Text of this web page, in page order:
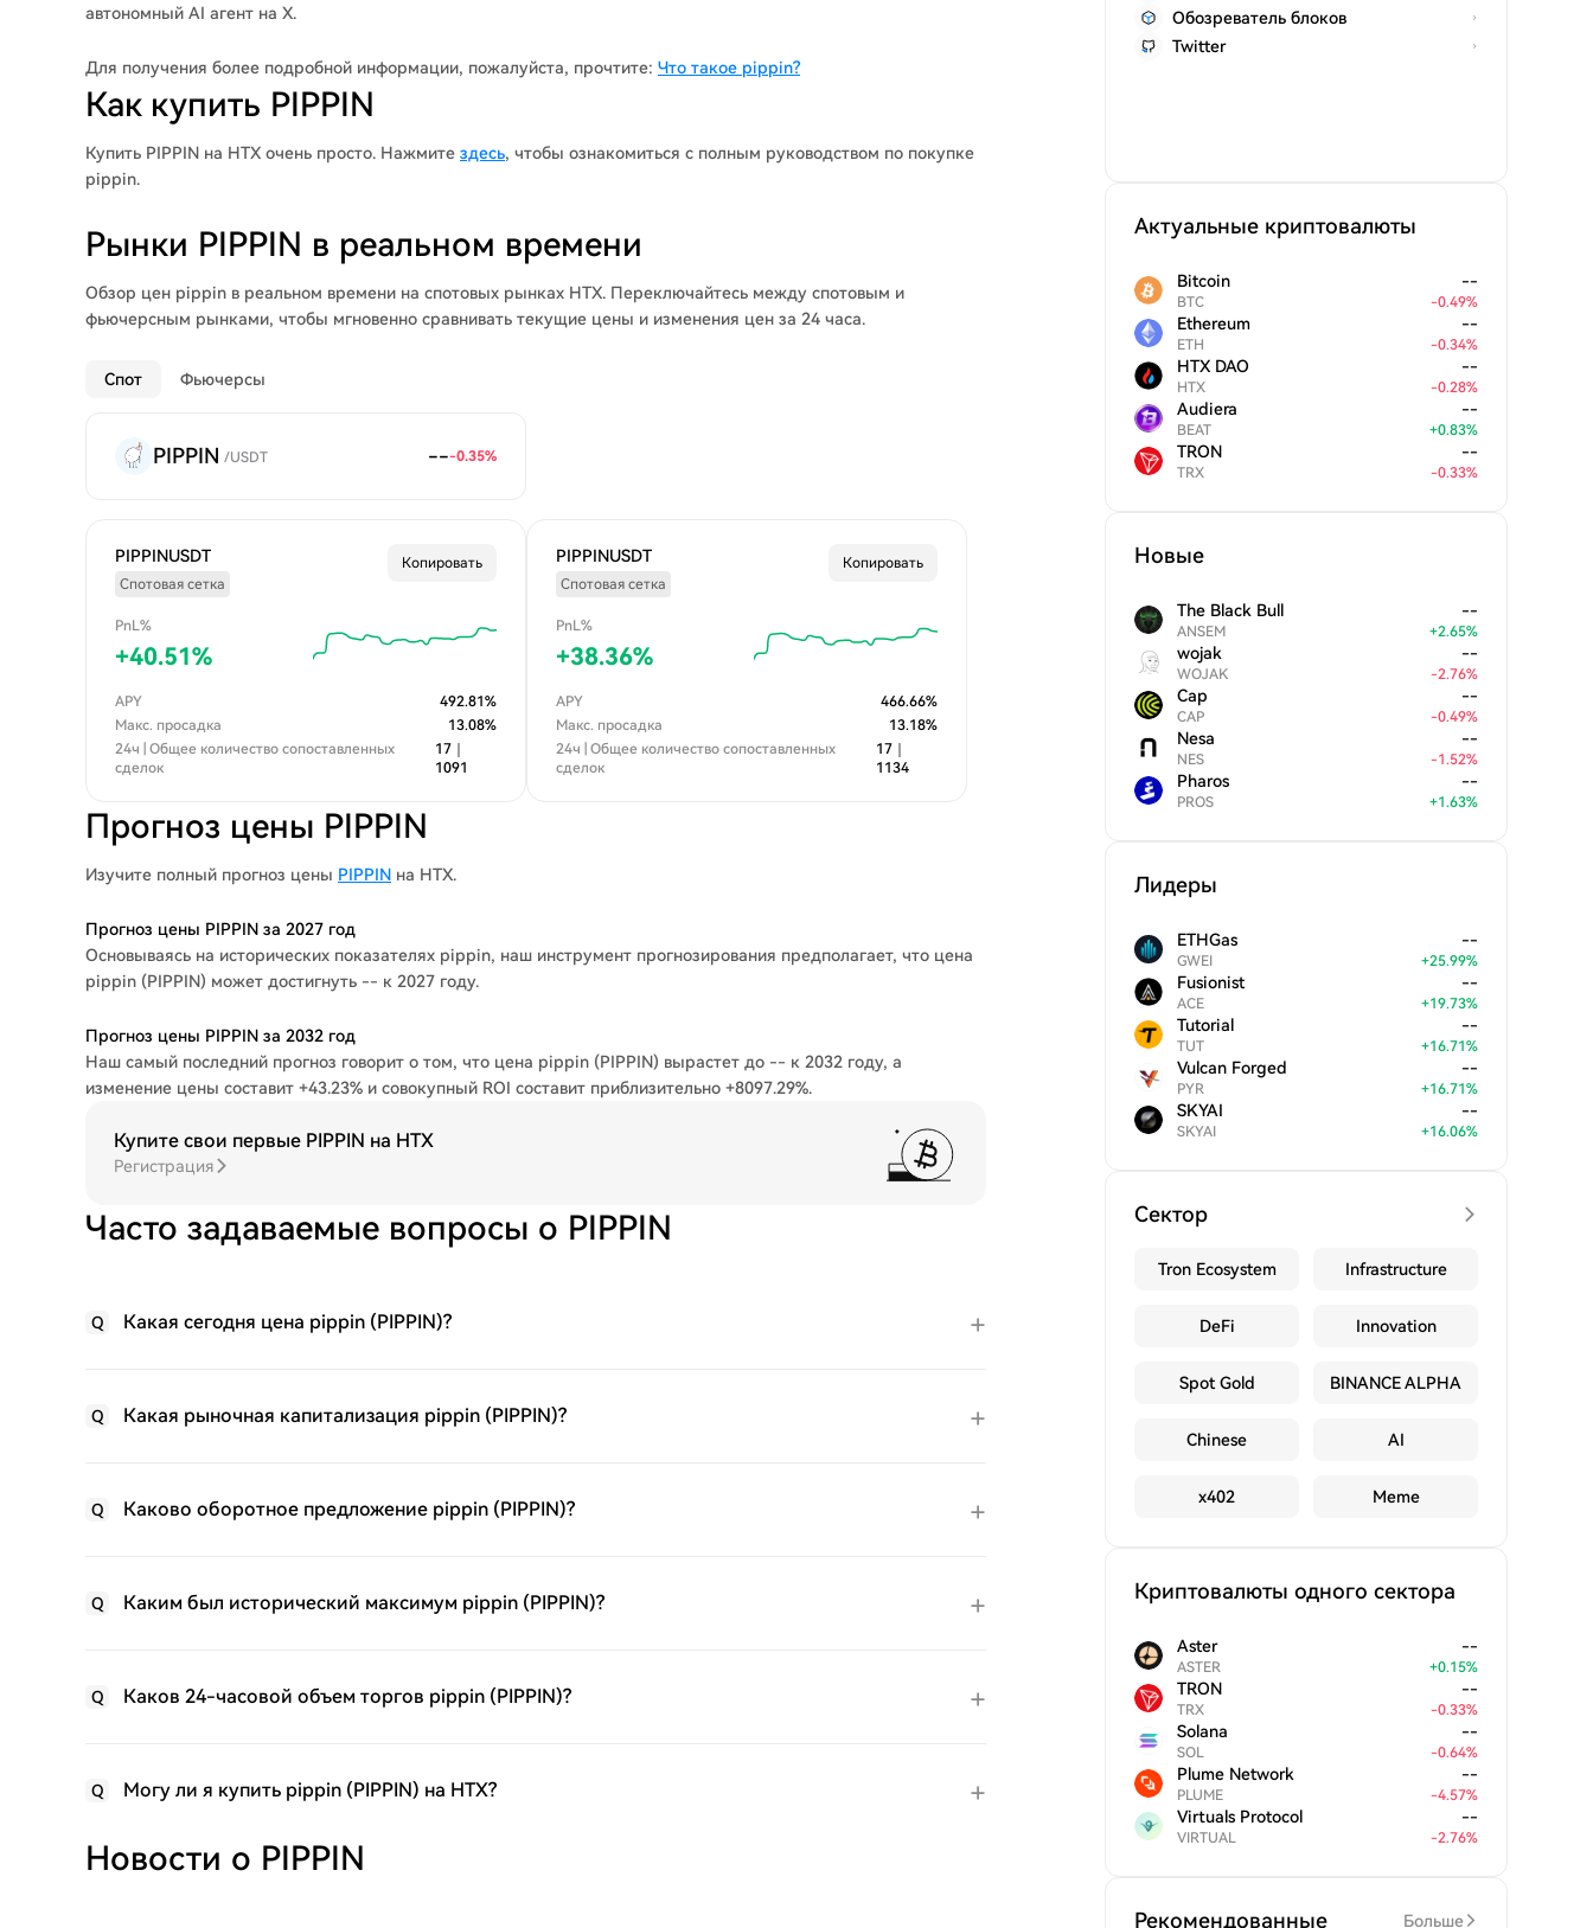
автономный AI агент на X.
Для получения более подробной информации, пожалуйста, прочтите: Что такое pippin?
Как купить PIPPIN
Купить PIPPIN на HTX очень просто. Нажмите здесь, чтобы ознакомиться с полным руководством по покупке
pippin.
Рынки PIPPIN в реальном времени
Обзор цен pippin в реальном времени на спотовых рынках HTX. Переключайтесь между спотовым и
фьючерсным рынками, чтобы мгновенно сравнивать текущие цены и изменения цен за 24 часа.
Спот Фьючерсы
PIPPIN /USDT ---0.35%
PIPPINUSDT
Спотовая сетка
Копировать
PnL%
+40.51%
APY 492.81%
Макс. просадка
13.08%
24ч | Общее количество сопоставленных
сделок
17｜
1091
PIPPINUSDT
Спотовая сетка
Копировать
PnL%
+38.36%
APY 466.66%
Макс. просадка
13.18%
24ч | Общее количество сопоставленных
сделок
17｜
1134
Прогноз цены PIPPIN
Изучите полный прогноз цены PIPPIN на HTX.
Прогноз цены PIPPIN за 2027 год
Основываясь на исторических показателях pippin, наш инструмент прогнозирования предполагает, что цена
pippin (PIPPIN) может достигнуть -- к 2027 году.
Прогноз цены PIPPIN за 2032 год
Наш самый последний прогноз говорит о том, что цена pippin (PIPPIN) вырастет до -- к 2032 году, а
изменение цены составит +43.23% и совокупный ROI составит приблизительно +8097.29%.
Купите свои первые PIPPIN на HTX
Регистрация
Часто задаваемые вопросы о PIPPIN
Q Какая сегодня цена pippin (PIPPIN)?
Q Какая рыночная капитализация pippin (PIPPIN)?
Q Каково оборотное предложение pippin (PIPPIN)?
Q Каким был исторический максимум pippin (PIPPIN)?
Q Каков 24-часовой объем торгов pippin (PIPPIN)?
Q Могу ли я купить pippin (PIPPIN) на HTX?
Новости о PIPPIN
Обозреватель блоков
Twitter
Актуальные криптовалюты
Bitcoin
BTC
--
-0.49%
Ethereum
ETH
--
-0.34%
HTX DAO
HTX
--
-0.28%
Audiera
BEAT
--
+0.83%
TRON
TRX
--
-0.33%
Новые
The Black Bull
ANSEM
--
+2.65%
wojak
WOJAK
--
-2.76%
Cap
CAP
--
-0.49%
Nesa
NES
--
-1.52%
Pharos
PROS
--
+1.63%
Лидеры
ETHGas
GWEI
--
+25.99%
Fusionist
ACE
--
+19.73%
Tutorial
TUT
--
+16.71%
Vulcan Forged
PYR
--
+16.71%
SKYAI
SKYAI
--
+16.06%
Сектор
Tron Ecosystem Infrastructure
DeFi Innovation
Spot Gold BINANCE ALPHA
Chinese AI
x402 Meme
Криптовалюты одного сектора
Aster
ASTER
--
+0.15%
TRON
TRX
--
-0.33%
Solana
SOL
--
-0.64%
Plume Network
PLUME
--
-4.57%
Virtuals Protocol
VIRTUAL
--
-2.76%
Рекомендованные Больше